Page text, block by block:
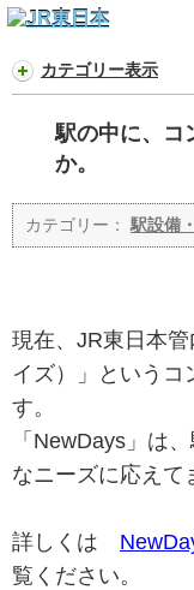
カテゴリー表示
駅の中に、コ
か。
カテゴリー： 駅設備
現在、JR東日本
イズ）」というコ
す。
「NewDays」は
なニーズに応えて
詳しくは
覧ください。